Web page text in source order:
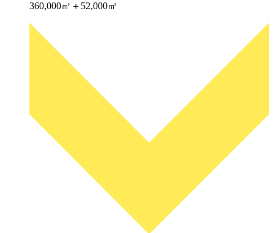
360,000㎥＋52,000㎥